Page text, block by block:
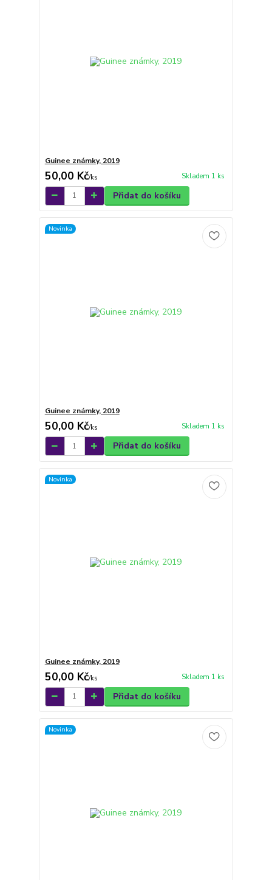
Guinee známky, 2019
50,00 Kč/ks Skladem 1 ks
Přidat do košíku
Novinka
Guinee známky, 2019
50,00 Kč/ks Skladem 1 ks
Přidat do košíku
Novinka
Guinee známky, 2019
50,00 Kč/ks Skladem 1 ks
Přidat do košíku
Novinka